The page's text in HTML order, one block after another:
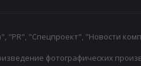
"Спецпроект", "Новости
фотографических